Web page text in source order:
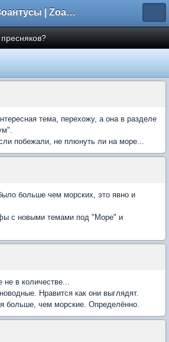
Зоантусы | Zoasfan.ru
тема, перехожу, а она в разделе
побежали, не плюнуть ли на море...
больше чем морских, это явно и
с новыми темами под "Море" и
в количестве...
Нравится как они выглядят.
больше, чем морские. Определённо.